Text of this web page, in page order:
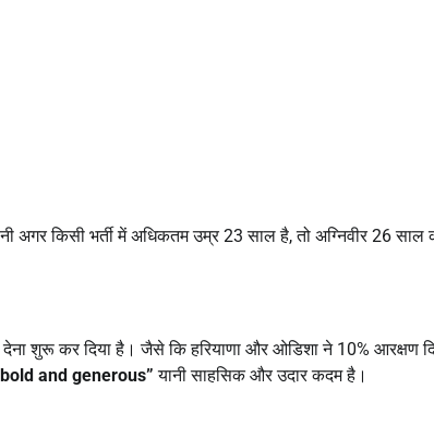
अगर किसी भर्ती में अधिकतम उम्र 23 साल है, तो अग्निवीर 26 साल
देना शुरू कर दिया है। जैसे कि हरियाणा और ओडिशा ने 10% आरक्षण
and generous” यानी साहसिक और उदार कदम है।